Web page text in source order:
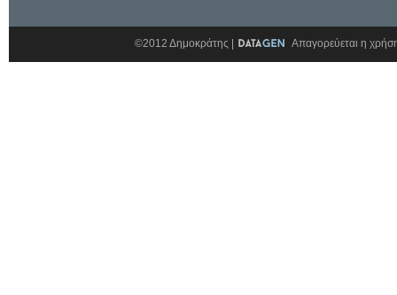
©2012 Δημοκράτης | Απαγορεύεται η